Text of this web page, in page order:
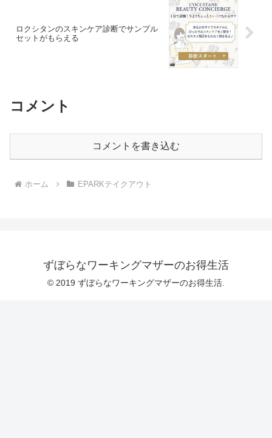
ロクシタンのスキンケア診断でサンプル
セットがもらえる
コメント
コメントを書き込む
ホーム EPARKテイクアウト
ずぼらなワーキングマザーのお得生活
© 2019 ずぼらなワーキングマザーのお得生活.